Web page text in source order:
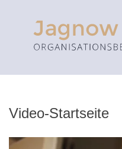
content
Video-Startseite